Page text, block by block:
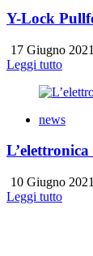
Y-Lock
17 Giugno 2021
Leggi tutto
news
10 Giugno 2021
Leggi tutto